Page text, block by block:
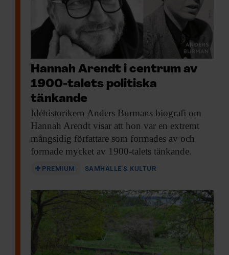
Hannah Arendt i centrum av
1900-talets politiska
tänkande
Idéhistorikern Anders Burmans biografi om
Hannah Arendt visar att hon var en extremt
mångsidig författare som formades av och
formade mycket av 1900-talets tänkande.
PREMIUM SAMHÄLLE & KULTUR